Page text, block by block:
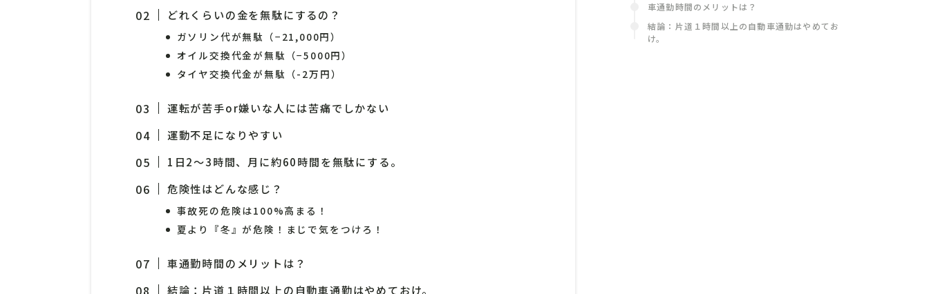
どれくらいの金を無駄にするの？
ガソリン代が無駄（−21,000円）
オイル交換代金が無駄（−5000円）
タイヤ交換代金が無駄（-2万円）
運転が苦手or嫌いな人には苦痛でしかない
運動不足になりやすい
1日2〜3時間、月に約60時間を無駄にする。
危険性はどんな感じ？
事故死の危険は100%高まる！
夏より『冬』が危険！まじで気をつけろ！
車通勤時間のメリットは？
結論：片道１時間以上の自動車通勤はやめておけ。
車通勤時間のメリットは？
結論：片道１時間以上の自動車通勤はやめてお
け。